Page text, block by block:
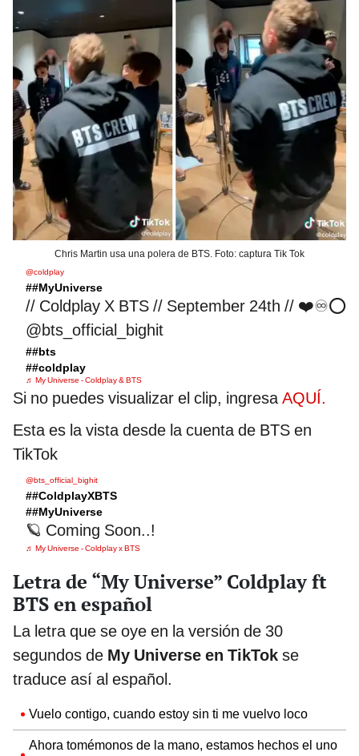
Chris Martin usa una polera de BTS. Foto: captura Tik Tok
@coldplay
##MyUniverse
// Coldplay X BTS // September 24th // ❤️♾⭕️
@bts_official_bighit
##bts
##coldplay
♬ My Universe - Coldplay & BTS
Si no puedes visualizar el clip, ingresaAQUÍ.
Esta es la vista desde la cuenta de BTS en
TikTok
@bts_official_bighit
##ColdplayXBTS
##MyUniverse
🪐 Coming Soon..!
♬ My Universe - Coldplay x BTS
Letra de “My Universe” Coldplay ft
BTS en español
La letra que se oye en la versión de 30
segundos de My Universe en TikTok se
traduce así al español.
Vuelo contigo, cuando estoy sin ti me vuelvo loco
Ahora tomémonos de la mano, estamos hechos el uno